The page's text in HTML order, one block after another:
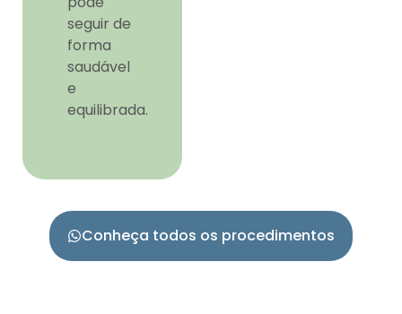
seguir de
forma
saudável
e
equilibrada.
Conheça todos os procedimentos